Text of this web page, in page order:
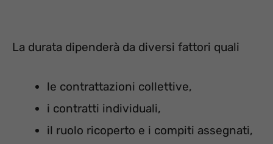
La durata dipenderà da diversi fattori quali
le contrattazioni collettive,
i contratti individuali,
il ruolo ricoperto e i compiti assegnati,